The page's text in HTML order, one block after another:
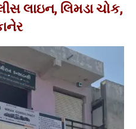
લાઇન, લિમડા ચોક,